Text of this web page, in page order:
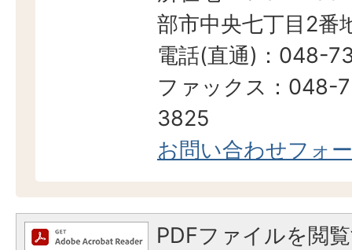
部市中央七丁目2番
電話(直通)：048-
ファックス：048-
3825
お問い合わせフォ
PDFファイルを閲